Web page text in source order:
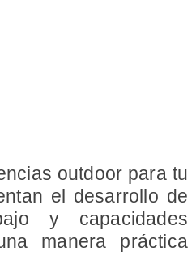
outdoor para tu
el desarrollo de
y capacidades
manera práctica